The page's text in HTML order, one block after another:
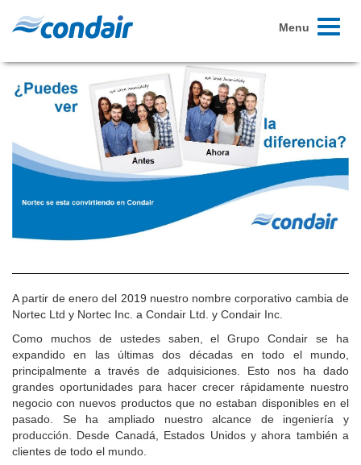
Toggle
Menu
A partir de enero del 2019 nuestro nombre corporativo cambia de
Nortec Ltd y Nortec Inc. a Condair Ltd. y Condair Inc.
Como muchos de ustedes saben, el Grupo Condair se ha
expandido en las últimas dos décadas en todo el mundo,
principalmente a través de adquisiciones. Esto nos ha dado
grandes oportunidades para hacer crecer rápidamente nuestro
negocio con nuevos productos que no estaban disponibles en el
pasado. Se ha ampliado nuestro alcance de ingeniería y
producción. Desde Canadá, Estados Unidos y ahora también a
clientes de todo el mundo.